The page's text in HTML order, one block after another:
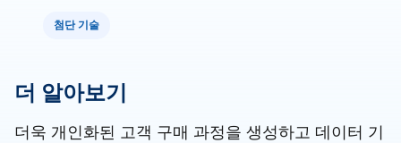
첨단 기술
더 알아보기
더욱 개인화된 고객 구매 과정을 생성하고 데이터 기